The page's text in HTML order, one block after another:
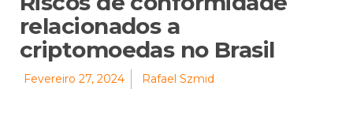
relacionados a
criptomoedas no Brasil
Fevereiro 27, 2024 Rafael Szmid